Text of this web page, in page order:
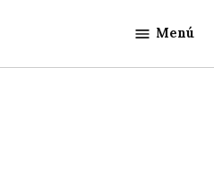
Noticias
Menú